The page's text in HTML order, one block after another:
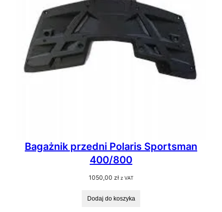
Bagażnik przedni Polaris Sportsman
400/800
1050,00 zł z VAT
Dodaj do koszyka